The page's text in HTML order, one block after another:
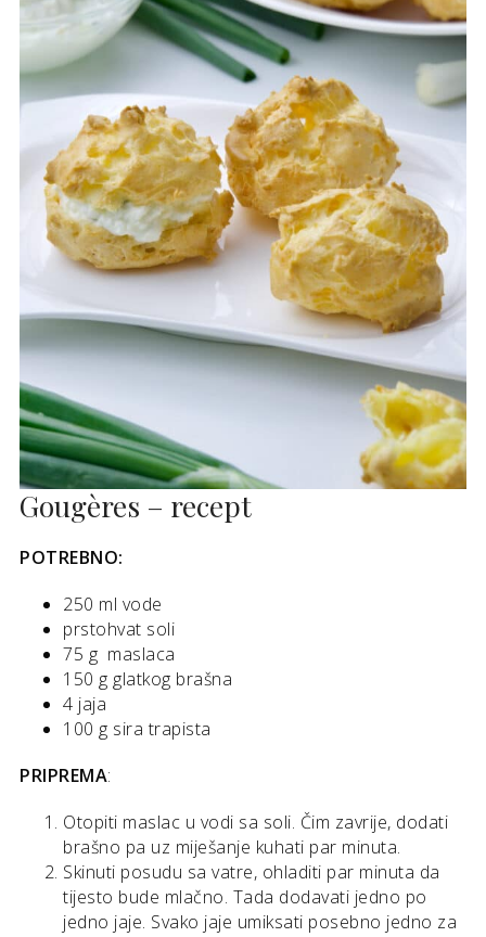
Gougères – recept
POTREBNO:
250 ml vode
prstohvat soli
75 g maslaca
150 g glatkog brašna
4 jaja
100 g sira trapista
PRIPREMA:
Otopiti maslac u vodi sa soli. Čim zavrije, dodati
brašno pa uz miješanje kuhati par minuta.
Skinuti posudu sa vatre, ohladiti par minuta da
tijesto bude mlačno. Tada dodavati jedno po
jedno jaje. Svako jaje umiksati posebno jedno za